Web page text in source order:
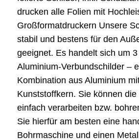
drucken alle Folien mit
Großformatdruckern Unsere
stabil und bestens für den
geeignet. Es handelt sich um
Aluminium-Verbundschilder –
Kombination aus Aluminium
Kunststoffkern. Sie können
einfach verarbeiten bzw.
Sie hierfür am besten eine
Bohrmaschine und einen